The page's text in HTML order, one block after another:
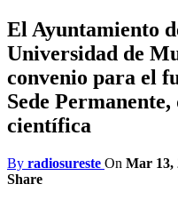
El Ayuntamiento
Universidad de
convenio para el
Sede
científica
By radiosureste On Mar 13,
Share